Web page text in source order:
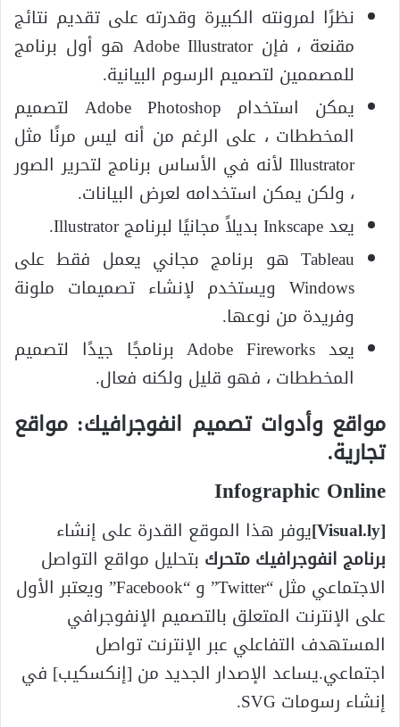
نظرًا لمرونته الكبيرة وقدرته على تقديم نتائج
مقنعة ، فإن Adobe Illustrator هو أول برنامج
للمصممين لتصميم الرسوم البيانية.
يمكن استخدام Adobe Photoshop لتصميم
المخططات ، على الرغم من أنه ليس مرنًا مثل
Illustrator لأنه في الأساس برنامج لتحرير الصور
، ولكن يمكن استخدامه لعرض البيانات.
يعد Inkscape بديلاً مجانيًا لبرنامج Illustrator.
Tableau هو برنامج مجاني يعمل فقط على
Windows ويستخدم لإنشاء تصميمات ملونة
وفريدة من نوعها.
يعد Adobe Fireworks برنامجًا جيدًا لتصميم
المخططات ، فهو قليل ولكنه فعال.
مواقع وأدوات تصميم انفوجرافيك: مواقع
تجارية.
Infographic Online
[Visual.ly]
يوفر هذا الموقع القدرة على إنشاء
برنامج انفوجرافيك متحرك بتحليل مواقع التواصل
الاجتماعي مثل “Twitter” و “Facebook” ويعتبر الأول
على الإنترنت المتعلق بالتصميم الإنفوجرافي
المستهدف التفاعلي عبر الإنترنت تواصل
اجتماعي.يساعد الإصدار الجديد من [إنكسكيب] في
إنشاء رسومات SVG.